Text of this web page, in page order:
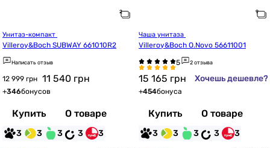
Villeroy&Boch SUBWAY 661010R2
Написать отзыв
12 999 грн 11 540 грн
+346бонусов
Купить О товаре
3 3 3 3 3
Villeroy&Boch O.Novo 56611001
2 отзыва
15 165 грн Хочешь дешевле?
+454бонуса
Купить О товаре
3 3 3 3 3